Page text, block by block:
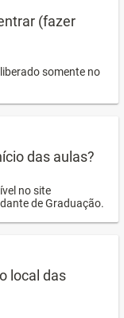
(fazer
somente no
das aulas?
no site
de Graduação.
local das